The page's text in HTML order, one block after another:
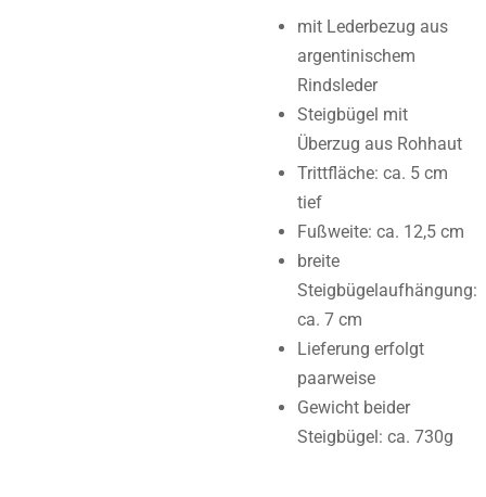
mit Lederbezug aus
argentinischem
Rindsleder
Steigbügel mit
Überzug aus Rohhaut
Trittfläche: ca. 5 cm
tief
Fußweite: ca. 12,5 cm
breite
Steigbügelaufhängung:
ca. 7 cm
Lieferung erfolgt
paarweise
Gewicht beider
Steigbügel: ca. 730g